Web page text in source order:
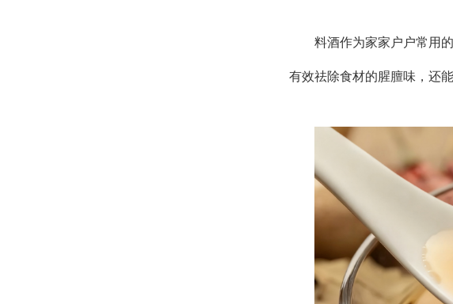
料酒作为家家户户常用
有效祛除食材的腥膻味，还